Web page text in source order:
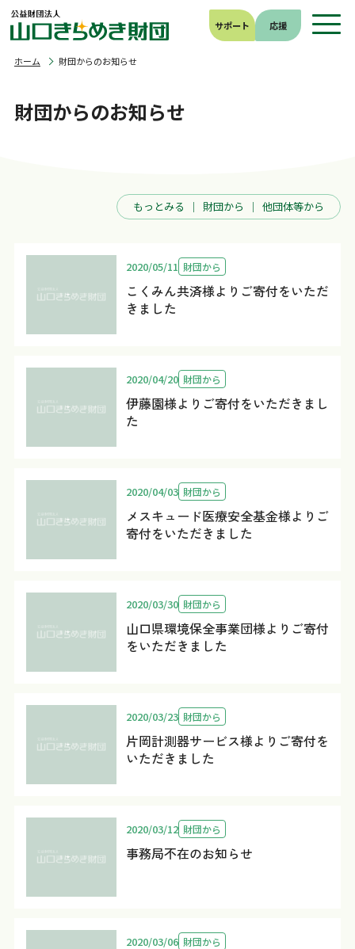
サポート 応援
財団からのお知らせ
ホーム 財団からのお知らせ
もっとみる 財団から 他団体等から
こくみん共済様よりご寄付をいただ
きました
2020/05/11 財団から
伊藤園様よりご寄付をいただきまし
た
2020/04/20 財団から
メスキュード医療安全基金様よりご
寄付をいただきました
2020/04/03 財団から
山口県環境保全事業団様よりご寄付
をいただきました
2020/03/30 財団から
片岡計測器サービス様よりご寄付を
いただきました
2020/03/23 財団から
事務局不在のお知らせ
2020/03/12 財団から
2020/03/06 財団から